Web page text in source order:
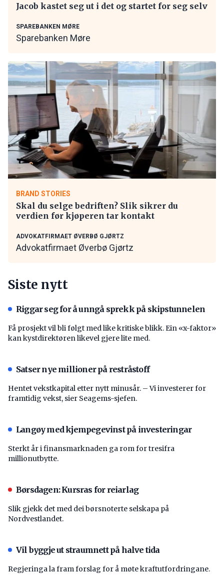
Jacob kastet seg ut i det og startet for seg selv
SPAREBANKEN MØRE
Sparebanken Møre
BRAND STORIES
Skal du selge bedriften? Slik sikrer du
verdien før kjøperen tar kontakt
ADVOKATFIRMAET ØVERBØ GJØRTZ
Advokatfirmaet Øverbø Gjørtz
Siste nytt
Riggar seg for å unngå sprekk på skipstunnelen
Få prosjekt vil bli følgt med like kritiske blikk. Ein «x-faktor»
kan kystdirektøren likevel gjere lite med.
Satser nye millioner på restråstoff
Hentet vekstkapital etter nytt minusår. – Vi investerer for
framtidig vekst, sier Seagems-sjefen.
Langøy med kjempegevinst på investeringar
Sterkt år i finansmarknaden ga rom for tresifra
millionutbytte.
Børsdagen: Kursras for reiarlag
Slik gjekk det med dei børsnoterte selskapa på
Nordvestlandet.
Vil byggje ut straumnett på halve tida
Regjeringa la fram forslag for å møte kraftutfordringane.